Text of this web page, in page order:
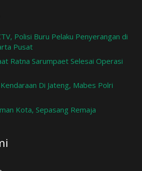
Polisi Buru Pelaku Penyerangan di
Pusat
Ratna Sarumpaet Selesai Operasi
Di Jateng, Mabes Polri
Kota, Sepasang Remaja